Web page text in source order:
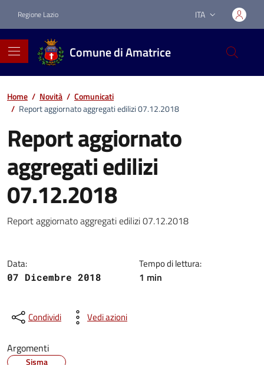
Regione Lazio Lingua attiva:
ITA
Comune di Amatrice
Home / Novità / Comunicati
/ Report aggiornato aggregati edilizi 07.12.2018
Report aggiornato
aggregati edilizi
07.12.2018
Dettagli della notizia
Report aggiornato aggregati edilizi 07.12.2018
Data:
07 Dicembre 2018
Tempo di lettura:
1 min
Condividi Vedi azioni
Argomenti
Sisma